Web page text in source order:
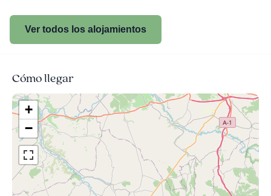
Ver todos los alojamientos
Cómo llegar
+
−